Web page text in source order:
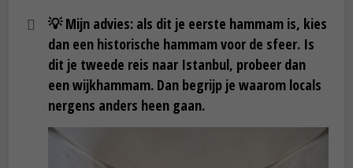
💡Mijn advies: als dit je eerste hammam is, kies
dan een historische hammam voor de sfeer. Is
dit je tweede reis naar Istanbul, probeer dan
een wijkhammam. Dan begrijp je waarom locals
nergens anders heen gaan.